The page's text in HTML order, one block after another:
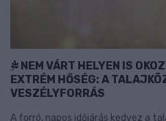
NEM VÁRT HELYEN IS
EXTRÉM HŐSÉG: A
VESZÉLYFORRÁS
A forró, napos időjárás kedvez a